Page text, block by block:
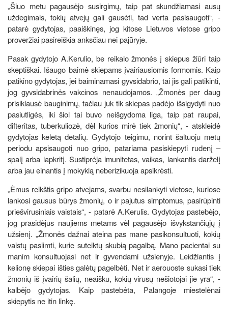
„Šiuo metu pagausėjo susirgimų, taip pat skundžiamasi ausų
uždegimais, tokių atvejų gali gausėti, tad verta pasisaugoti“, -
patarė gydytojas, paaiškinęs, jog kitose Lietuvos vietose gripo
proveržiai pasireiškia anksčiau nei pajūryje.
Pasak gydytojo A.Kerulio, be reikalo žmonės į skiepus žiūri taip
skeptiškai. Išaugo baimė skiepams įvairiausiomis formomis. Kaip
patikino gydytojas, jei baiminamasi gyvsidabrio, tai jis gali patikinti,
jog gyvsidabrinės vakcinos nenaudojamos. „Žmonės per daug
prisiklausė bauginimų, tačiau juk tik skiepas padėjo išsigydyti nuo
pasiutligės, iki šiol tai buvo neišgydoma liga, taip pat raupai,
difteritas, tuberkuliozė, dėl kurios mirė tiek žmonių“, - atskleidė
gydytojas keletą detalių. Gydytojo teigimu, norint šaltuoju metų
periodu apsisaugoti nuo gripo, patariama pasiskiepyti rudenį –
spalį arba lapkritį. Sustiprėja imunitetas, vaikas, lankantis darželį
arba jau einantis į mokyklą neberizikuoja apsikrėsti.
„Ėmus reikštis gripo atvejams, svarbu nesilankyti vietose, kuriose
lankosi gausus būrys žmonių, o ir pajutus simptomus, pasirūpinti
priešvirusiniais vaistais“, - patarė A.Kerulis. Gydytojas pastebėjo,
jog prasidėjus naujiems metams vėl pagausėjo išvykstančiųjų į
užsienį. „Žmonės dažnai ateina pas mane pasikonsultuoti, kokių
vaistų pasiimti, kurie suteiktų skubią pagalbą. Mano pacientai su
manim konsultuojasi net ir gyvendami užsienyje. Leidžiantis į
kelionę skiepai išties galėtų pagelbėti. Net ir aerouoste sukasi tiek
žmonių iš įvairių šalių, neaišku, kokių virusų nešiotojai jie yra“, -
kalbėjo gydytojas. Kaip pastebėta, Palangoje miestelėnai
skiepytis ne itin linkę.